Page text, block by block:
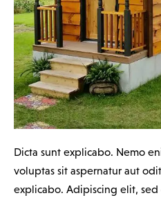
Dicta sunt explicabo. Nemo
voluptas sit aspernatur aut
explicabo. Adipiscing elit,